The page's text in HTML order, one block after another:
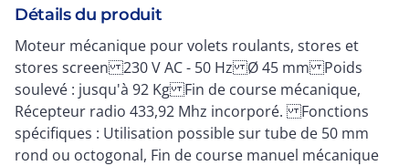
Détails du produit
Moteur mécanique pour volets roulants, stores et
stores screen 230 V AC - 50 Hz Ø 45 mm Poids
soulevé : jusqu'à 92 Kg Fin de course mécanique,
Récepteur radio 433,92 Mhz incorporé. Fonctions
spécifiques : Utilisation possible sur tube de 50 mm
rond ou octogonal, Fin de course manuel mécanique